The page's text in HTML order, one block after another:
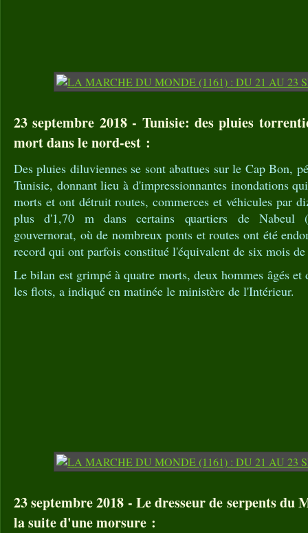
23 septembre 2018 - Tunisie: des pluies
mort dans le nord-est :
Des pluies diluviennes se sont abattues sur le Cap Bon,
Tunisie, donnant lieu à d'impressionnantes inondations
morts et ont détruit routes, commerces et véhicules par
plus d'1,70 m dans certains quartiers de Nabeul
gouvernorat, où de nombreux ponts et routes ont été
record qui ont parfois constitué l'équivalent de six mois
Le bilan est grimpé à quatre morts, deux hommes âgés et
les flots, a indiqué en matinée le ministère de l'Intérieur.
23 septembre 2018 - Le dresseur de serpents du
la suite d'une morsure :